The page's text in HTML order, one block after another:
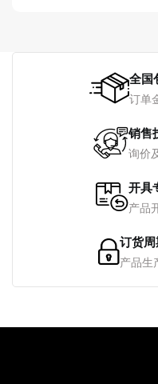
全国
订单
销售
询价
开具
产品
订货
产品生